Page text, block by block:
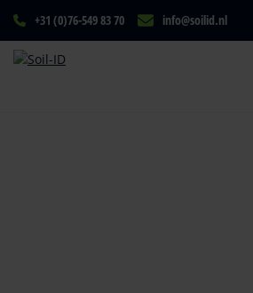
+31 (0)76-549 83 70 info@soilid.nl